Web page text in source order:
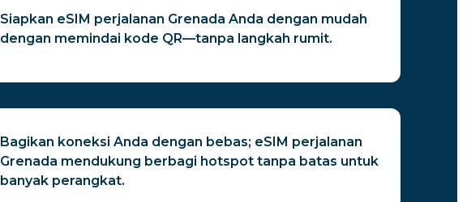
Siapkan eSIM perjalanan Grenada Anda dengan mudah
dengan memindai kode QR—tanpa langkah rumit.
Bagikan koneksi Anda dengan bebas; eSIM perjalanan
Grenada mendukung berbagi hotspot tanpa batas untuk
banyak perangkat.